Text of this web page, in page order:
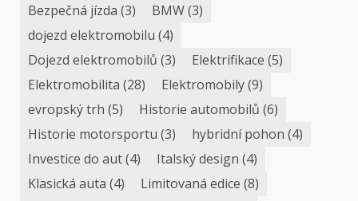
Bezpečná jízda (3) BMW(3)
dojezd elektromobilu (4)
Dojezd elektromobilů (3) Elektrifikace (5)
Elektromobilita (28) Elektromobily(9)
evropský trh (5) Historie automobilů (6)
Historie motorsportu (3) hybridní pohon (4)
Investice do aut(4) Italský design (4)
Klasická auta (4) Limitovaná edice (8)